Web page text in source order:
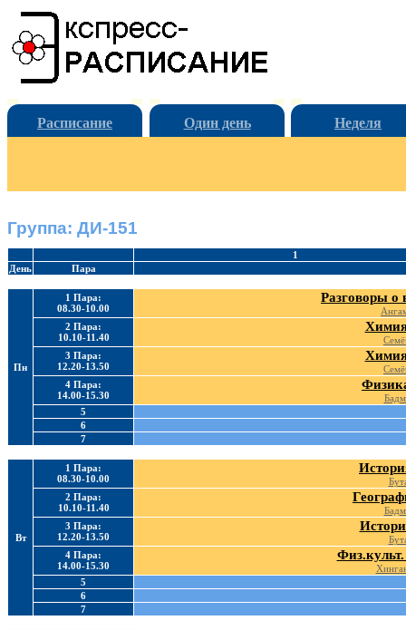
Расписание Один день Неделя
Группа: ДИ-151
1
День
Пара
Пн
1 Пара:
08.30-10.00
Разговоры о
2 Пара:
10.10-11.40
3 Пара:
12.20-13.50
4 Пара:
14.00-15.30
5
6
7
Вт
1 Пара:
08.30-10.00
2 Пара:
10.10-11.40
3 Пара:
12.20-13.50
4 Пара:
14.00-15.30
5
6
7